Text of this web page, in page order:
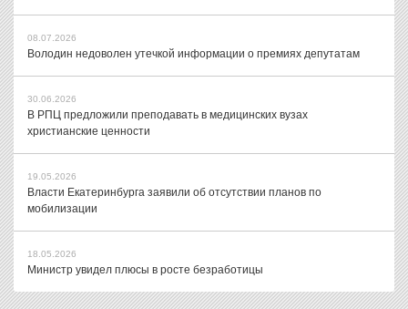
08.07.2026
Володин недоволен утечкой информации о премиях депутатам
30.06.2026
В РПЦ предложили преподавать в медицинских вузах
христианские ценности
19.05.2026
Власти Екатеринбурга заявили об отсутствии планов по
мобилизации
18.05.2026
Министр увидел плюсы в росте безработицы